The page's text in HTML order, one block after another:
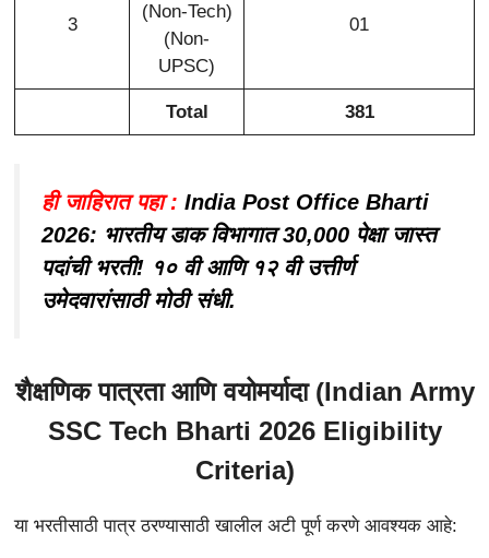
3
(Non-Tech)
(Non-
UPSC)
01
Total 381
ही जाहिरात पहा : India Post Office Bharti
2026: भारतीय डाक विभागात 30,000 पेक्षा जास्त
पदांची भरती! १० वी आणि १२ वी उत्तीर्ण
उमेदवारांसाठी मोठी संधी.
शैक्षणिक पात्रता आणि वयोमर्यादा (Indian Army
SSC Tech Bharti 2026 Eligibility
Criteria)
या भरतीसाठी पात्र ठरण्यासाठी खालील अटी पूर्ण करणे आवश्यक आहे: